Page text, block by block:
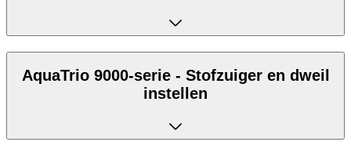
AquaTrio 9000-serie - Stofzuiger en dweil
instellen